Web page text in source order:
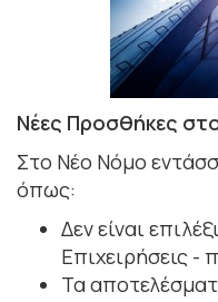
Νέες Προσθήκες
Στο Νέο Νόμο
όπως:
Δεν είναι
Επιχειρήσεις -
Τα